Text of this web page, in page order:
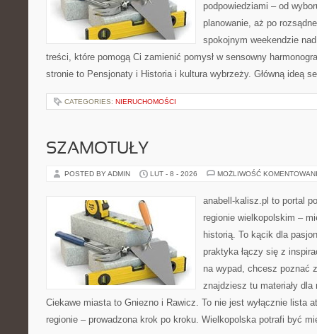
podpowiedziami – od
planowanie, aż po
spokojnym weekendzie
treści, które pomogą Ci zamienić pomysł w sensowny
stronie to Pensjonaty i Historia i kultura wybrzeży. Główną ideą
CATEGORIES: NIERUCHOMOŚCI
SZAMOTUŁY
POSTED BY ADMIN LUT - 8 - 2026 MOŻLIWOŚĆ
anabell-kalisz.pl to portal
regionie wielkopolskim –
historią. To kącik dla
praktyka łączy się z
na wypad, chcesz poznać
znajdziesz tu materiały
Ciekawe miasta to Gniezno i Rawicz. To nie jest wyłącznie lista
regionie – prowadzona krok po kroku. Wielkopolska potrafi być